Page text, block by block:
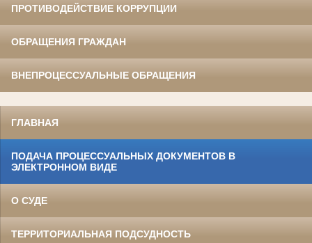
ПРОТИВОДЕЙСТВИЕ КОРРУПЦИИ
ОБРАЩЕНИЯ ГРАЖДАН
ВНЕПРОЦЕССУАЛЬНЫЕ ОБРАЩЕНИЯ
ГЛАВНАЯ
ПОДАЧА ПРОЦЕССУАЛЬНЫХ ДОКУМЕНТОВ В
ЭЛЕКТРОННОМ ВИДЕ
О СУДЕ
ТЕРРИТОРИАЛЬНАЯ ПОДСУДНОСТЬ